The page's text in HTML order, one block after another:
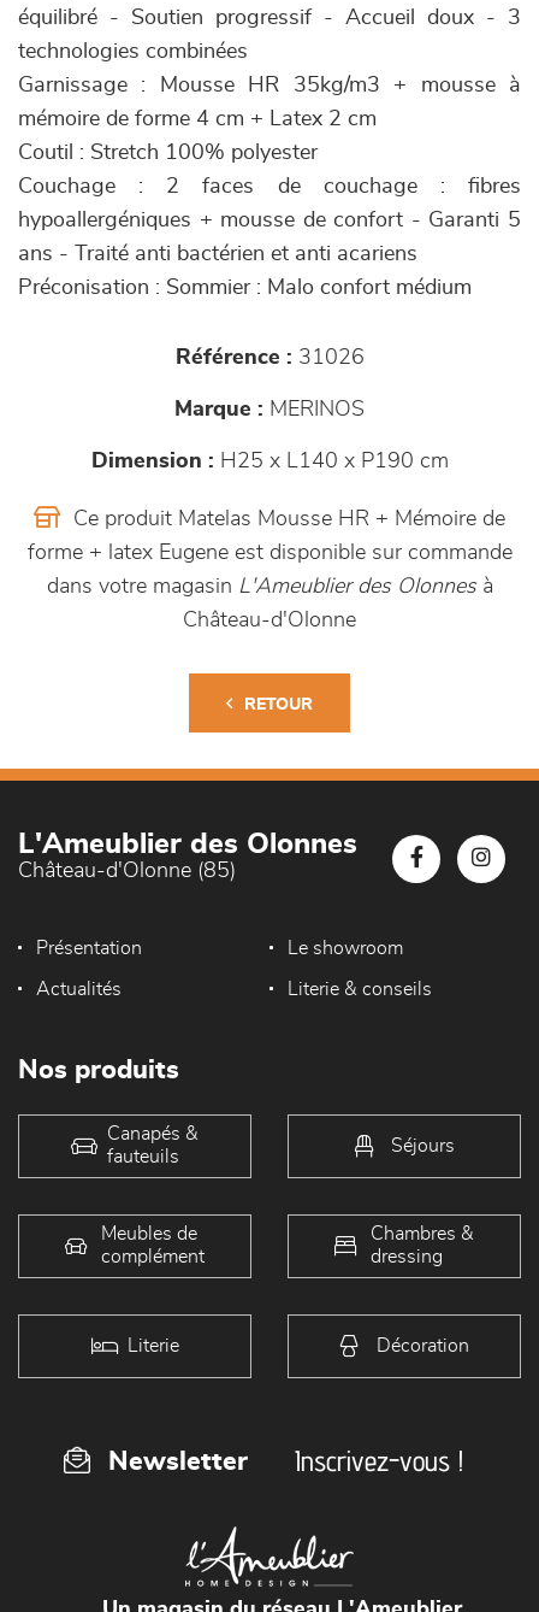
équilibré - Soutien progressif - Accueil doux - 3
technologies combinées
Garnissage : Mousse HR 35kg/m3 + mousse à
mémoire de forme 4 cm + Latex 2 cm
Coutil : Stretch 100% polyester
Couchage : 2 faces de couchage : fibres
hypoallergéniques + mousse de confort - Garanti 5
ans - Traité anti bactérien et anti acariens
Préconisation : Sommier : Malo confort médium
Référence : 31026
Marque : MERINOS
Dimension : H25 x L140 x P190 cm
Ce produit Matelas Mousse HR + Mémoire de
forme + latex Eugene est disponible sur commande
dans votre magasin L'Ameublier des Olonnesà
Château-d'Olonne
RETOUR
L'Ameublier des Olonnes
Château-d'Olonne (85)
Présentation Le showroom
Actualités Literie & conseils
Nos produits
Canapés &
fauteuils
Séjours
Meubles de
complément
Chambres &
dressing
Literie Décoration
Newsletter Inscrivez-vous !